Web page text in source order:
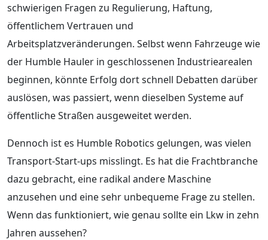
schwierigen Fragen zu Regulierung, Haftung,
öffentlichem Vertrauen und
Arbeitsplatzveränderungen. Selbst wenn Fahrzeuge wie
der Humble Hauler in geschlossenen Industriearealen
beginnen, könnte Erfolg dort schnell Debatten darüber
auslösen, was passiert, wenn dieselben Systeme auf
öffentliche Straßen ausgeweitet werden.
Dennoch ist es Humble Robotics gelungen, was vielen
Transport-Start-ups misslingt. Es hat die Frachtbranche
dazu gebracht, eine radikal andere Maschine
anzusehen und eine sehr unbequeme Frage zu stellen.
Wenn das funktioniert, wie genau sollte ein Lkw in zehn
Jahren aussehen?